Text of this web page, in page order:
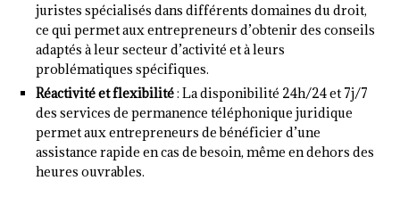
juristes spécialisés dans différents domaines du droit,
ce qui permet aux entrepreneurs d’obtenir des conseils
adaptés à leur secteur d’activité et à leurs
problématiques spécifiques.
Réactivité et flexibilité: La disponibilité 24h/24 et 7j/7
des services de permanence téléphonique juridique
permet aux entrepreneurs de bénéficier d’une
assistance rapide en cas de besoin, même en dehors des
heures ouvrables.